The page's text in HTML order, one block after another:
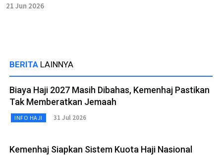
21 Jun 2026
BERITA LAINNYA
Biaya Haji 2027 Masih Dibahas, Kemenhaj Pastikan
Tak Memberatkan Jemaah
INFO HAJI 31 Jul 2026
Kemenhaj Siapkan Sistem Kuota Haji Nasional